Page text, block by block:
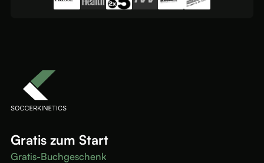
Gratis zum Start
Gratis-Buchgeschenk